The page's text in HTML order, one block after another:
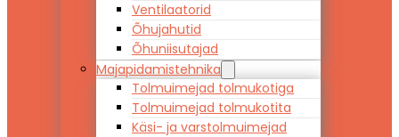
Ventilaatorid
Õhujahutid
Õhuniisutajad
Majapidamistehnika
Tolmuimejad tolmukotiga
Tolmuimejad tolmukotita
Käsi- ja varstolmuimejad